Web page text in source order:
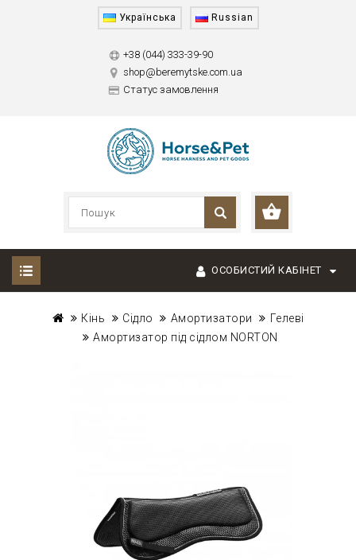
Українська Russian
+38 (044) 333-39-90
shop@beremytske.com.ua
Статус замовлення
ОСОБИСТИЙ КАБІНЕТ
Кінь Сідло Амортизатори
Гелеві
Амортизатор під сідлом NORTON